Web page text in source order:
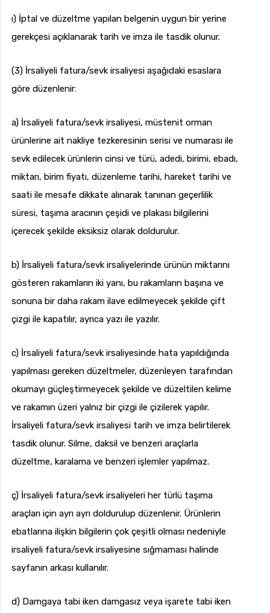
ı) İptal ve düzeltme yapılan belgenin uygun bir yerine
gerekçesi açıklanarak tarih ve imza ile tasdik olunur.
(3) İrsaliyeli fatura/sevk irsaliyesi aşağıdaki esaslara
göre düzenlenir:
a) İrsaliyeli fatura/sevk irsaliyesi, müstenit orman
ürünlerine ait nakliye tezkeresinin serisi ve numarası ile
sevk edilecek ürünlerin cinsi ve türü, adedi, birimi, ebadı,
miktarı, birim fiyatı, düzenleme tarihi, hareket tarihi ve
saati ile mesafe dikkate alınarak tanınan geçerlilik
süresi, taşıma aracının çeşidi ve plakası bilgilerini
içerecek şekilde eksiksiz olarak doldurulur.
b) İrsaliyeli fatura/sevk irsaliyelerinde ürünün miktarını
gösteren rakamların iki yanı, bu rakamların başına ve
sonuna bir daha rakam ilave edilmeyecek şekilde çift
çizgi ile kapatılır, ayrıca yazı ile yazılır.
c) İrsaliyeli fatura/sevk irsaliyesinde hata yapıldığında
yapılması gereken düzeltmeler, düzenleyen tarafından
okumayı güçleştirmeyecek şekilde ve düzeltilen kelime
ve rakamın üzeri yalnız bir çizgi ile çizilerek yapılır.
İrsaliyeli fatura/sevk irsaliyesi tarih ve imza belirtilerek
tasdik olunur. Silme, daksil ve benzeri araçlarla
düzeltme, karalama ve benzeri işlemler yapılmaz.
ç) İrsaliyeli fatura/sevk irsaliyeleri her türlü taşıma
araçları için ayrı ayrı doldurulup düzenlenir. Ürünlerin
ebatlarına ilişkin bilgilerin çok çeşitli olması nedeniyle
irsaliyeli fatura/sevk irsaliyesine sığmaması halinde
sayfanın arkası kullanılır.
d) Damgaya tabi iken damgasız veya işarete tabi iken